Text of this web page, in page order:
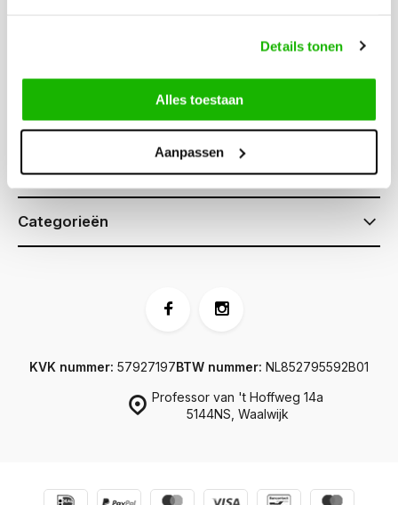
Details tonen
Alles toestaan
Aanpassen
Klantenservice
Informatie
Categorieën
Professor van 't Hoffweg 14a
5144NS, Waalwijk
KVK nummer: 57927197BTW nummer: NL852795592B01